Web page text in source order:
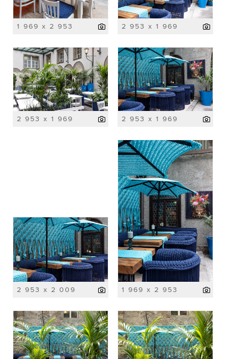
1 969 x 2 953 2 953 x 1 969
2 953 x 1 969 2 953 x 1 969
2 953 x 2 009 1 969 x 2 953